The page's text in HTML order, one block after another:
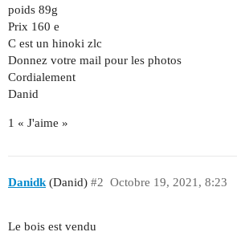
poids 89g
Prix 160 e
C est un hinoki zlc
Donnez votre mail pour les photos
Cordialement
Danid
1 « J'aime »
Danidk(Danid) Octobre 19, 2021, 8:23
#2
Le bois est vendu